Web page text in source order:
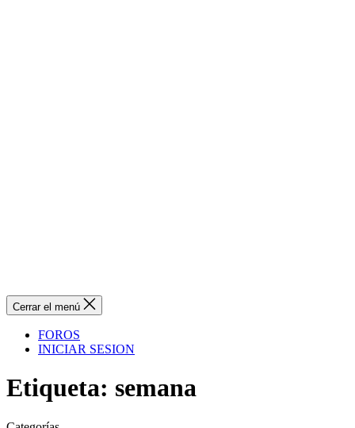
Cerrar el menú
FOROS
INICIAR SESION
Etiqueta: semana